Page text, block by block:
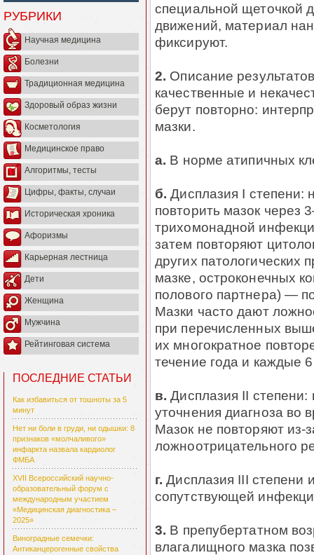
РУБРИКИ
Научная медицина
Болезни
Традиционная медицина
Здоровый образ жизни
Косметология
Медицинское право
Алгоритмы, тесты
Цифры, факты, случаи
Историческая хроника
Афоризмы
Карьерная лестница
Дети
Женщина
Мужчина
Рейтинговая система
ПОСЛЕДНИЕ СТАТЬИ
Как избавиться от тошноты за 5
минут
Нет ни боли в груди, ни одышки: 8
признаков «молчаливого»
инфаркта назвала кардиолог
ФМБА
XVII Всероссийский научно-
образовательный форум с
международным участием
«Медицинская диагностика –
2025»
Виноградные семечки:
Антиканцерогенные свойства
специальной щеточкой
движений, материал
фиксируют.
2. Описание
качественные и
берут повторно:
мазки.
а. В норме атипичных
б.Дисплазия I степени:
повторить мазок
трихомонадной
затем повторяют
других
мазке, остроконечных
полового партнера) —
Мазки часто дают
при перечисленных
их многократное
течение года и каждые
в.Дисплазия II степени:
уточнения диагноза во
Мазок не повторяют из-
ложноотрицательного
г.Дисплазия III степени
сопутствующей
3. В препубертатном
влагалищного мазка